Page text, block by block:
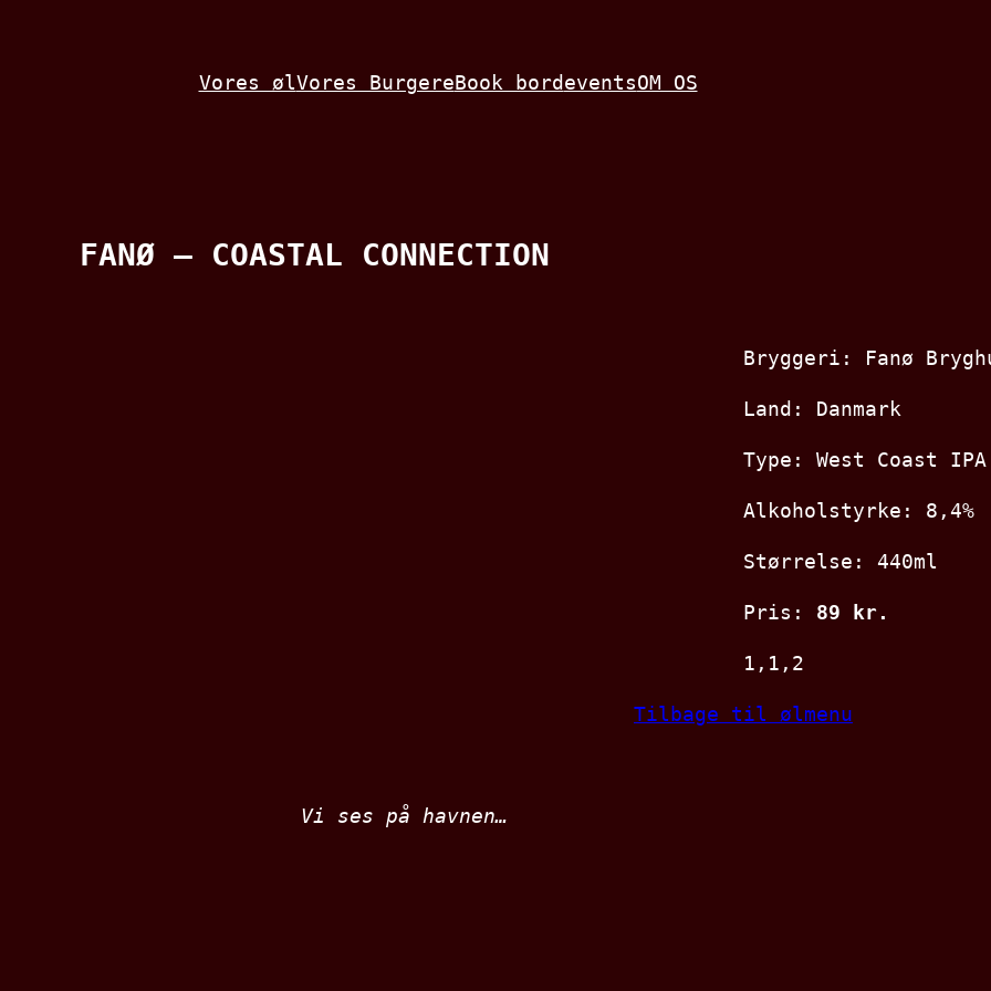
Vores ølVores BurgereBook bordeventsOM OS
FANØ – COASTAL CONNECTION
Bryggeri: Fanø
Land: Danmark
Type: West Coast IPA
Alkoholstyrke: 8,4%
Størrelse: 440ml
Pris: 89 kr.
1,1,2
Tilbage til ølmenu
Vi ses på havnen…